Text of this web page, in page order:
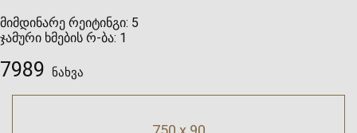
მიმდინარე რეიტინგი: 5
ჯამური ხმების რ-ბა: 1
7989 ნახვა